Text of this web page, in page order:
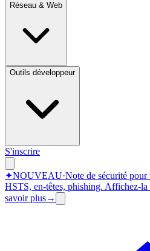
Réseau & Web
Outils développeur
S'inscrire
✦NOUVEAU·Note de sécurité
HSTS, en-têtes, phishing. Affichez-la
savoir plus→